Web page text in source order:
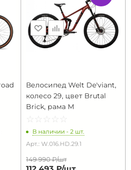
Велосипед Welt De'viant,
колесо 29, цвет Brutal
Brick, рама M
☆ ☆ ☆ ☆ ☆
★ ★ ★ ★ ★
В наличии - 2 шт.
Арт.: W.016.HD.29.1
149 990 ₽/шт